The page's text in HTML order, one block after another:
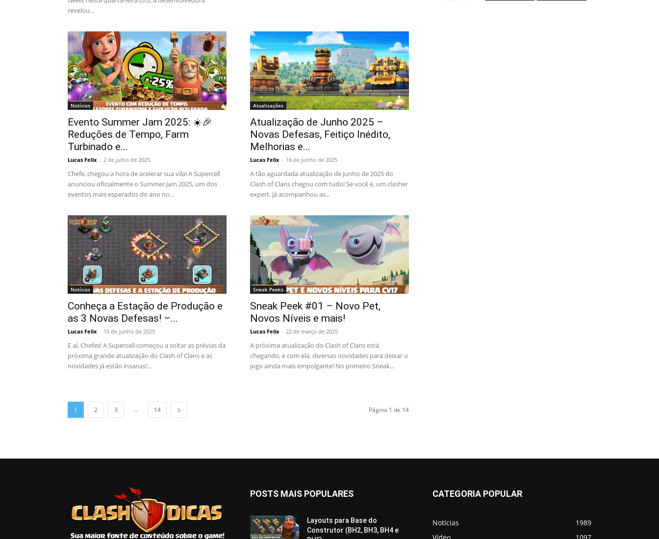
revelou...
Notícias
Evento Summer Jam 2025: ☀️🎉
Reduções de Tempo, Farm
Turbinado e...
Lucas Felix - 2 de julho de 2025
Chefe, chegou a hora de acelerar sua vila! A Supercell
anunciou oficialmente o Summer Jam 2025, um dos
eventos mais esperados do ano no...
Atualizações
Atualização de Junho 2025 –
Novas Defesas, Feitiço Inédito,
Melhorias e...
Lucas Felix - 16 de junho de 2025
A tão aguardada atualização de junho de 2025 do
Clash of Clans chegou com tudo! Se você é, um clasher
expert, já acompanhou as...
Notícias
Conheça a Estação de Produção e
as 3 Novas Defesas! –...
Lucas Felix - 15 de junho de 2025
E aí, Chefes! A Supercell começou a soltar as prévias da
próxima grande atualização do Clash of Clans e as
novidades já estão insanas!...
Sneak Peeks
Sneak Peek #01 – Novo Pet,
Novos Níveis e mais!
Lucas Felix - 22 de março de 2025
A próxima atualização do Clash of Clans está
chegando, e com ela, diversas novidades para deixar o
jogo ainda mais empolgante! No primeiro Sneak...
1 2 3 ... 14 Página 1 de 14
POSTS MAIS POPULARES
Layouts para Base do
Construtor (BH2, BH3, BH4 e
CATEGORIA POPULAR
Notícias
1989